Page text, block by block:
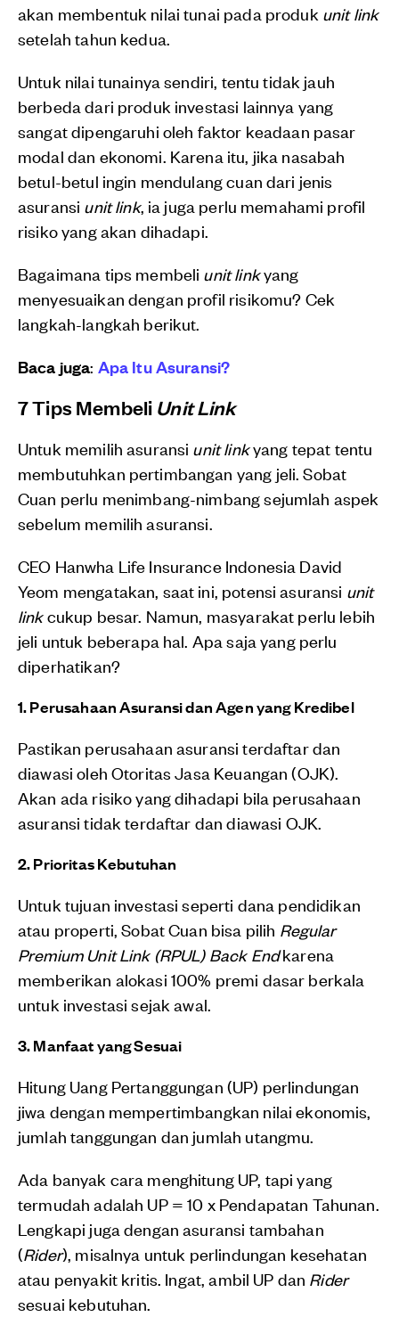
akan membentuk nilai tunai pada produk unit link
setelah tahun kedua.
Untuk nilai tunainya sendiri, tentu tidak jauh
berbeda dari produk investasi lainnya yang
sangat dipengaruhi oleh faktor keadaan pasar
modal dan ekonomi. Karena itu, jika nasabah
betul-betul ingin mendulang cuan dari jenis
asuransi unit link, ia juga perlu memahami profil
risiko yang akan dihadapi.
Bagaimana tips membeli unit linkyang
menyesuaikan dengan profil risikomu? Cek
langkah-langkah berikut.
Baca juga: Apa Itu Asuransi?
7 Tips Membeli Unit Link
Untuk memilih asuransi unit linkyang tepat tentu
membutuhkan pertimbangan yang jeli. Sobat
Cuan perlu menimbang-nimbang sejumlah aspek
sebelum memilih asuransi.
CEO Hanwha Life Insurance Indonesia David
Yeom mengatakan, saat ini, potensi asuransi unit
linkcukup besar. Namun, masyarakat perlu lebih
jeli untuk beberapa hal. Apa saja yang perlu
diperhatikan?
1. Perusahaan Asuransi dan Agen yang Kredibel
Pastikan perusahaan asuransi terdaftar dan
diawasi oleh Otoritas Jasa Keuangan (OJK).
Akan ada risiko yang dihadapi bila perusahaan
asuransi tidak terdaftar dan diawasi OJK.
2. Prioritas Kebutuhan
Untuk tujuan investasi seperti dana pendidikan
atau properti, Sobat Cuan bisa pilih Regular
Premium Unit Link (RPUL) Back Endkarena
memberikan alokasi 100% premi dasar berkala
untuk investasi sejak awal.
3. Manfaat yang Sesuai
Hitung Uang Pertanggungan (UP) perlindungan
jiwa dengan mempertimbangkan nilai ekonomis,
jumlah tanggungan dan jumlah utangmu.
Ada banyak cara menghitung UP, tapi yang
termudah adalah UP = 10 x Pendapatan Tahunan.
Lengkapi juga dengan asuransi tambahan
(Rider), misalnya untuk perlindungan kesehatan
atau penyakit kritis. Ingat, ambil UP dan Rider
sesuai kebutuhan.